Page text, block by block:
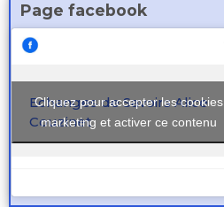
Page facebook
Echanges de Savoirs Alice
Couzinet
Cliquez pour accepter les cookies
marketing et activer ce contenu